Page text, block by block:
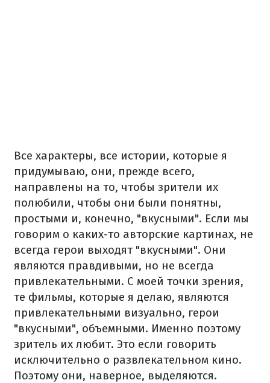
Все характеры, все истории, которые я
придумываю, они, прежде всего,
направлены на то, чтобы зрители их
полюбили, чтобы они были понятны,
простыми и, конечно, "вкусными". Если мы
говорим о каких-то авторские картинах, не
всегда герои выходят "вкусными". Они
являются правдивыми, но не всегда
привлекательными. С моей точки зрения,
те фильмы, которые я делаю, являются
привлекательными визуально, герои
"вкусными", объемными. Именно поэтому
зритель их любит. Это если говорить
исключительно о развлекательном кино.
Поэтому они, наверное, выделяются.